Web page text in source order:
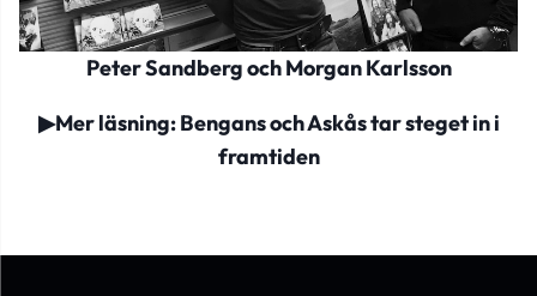
Peter Sandberg och Morgan Karlsson
▶Mer läsning: Bengans och Askås tar steget in i
framtiden